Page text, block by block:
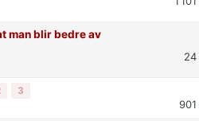
man blir bedre av
24
3
901